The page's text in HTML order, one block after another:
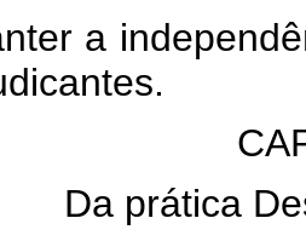
a
Da prática